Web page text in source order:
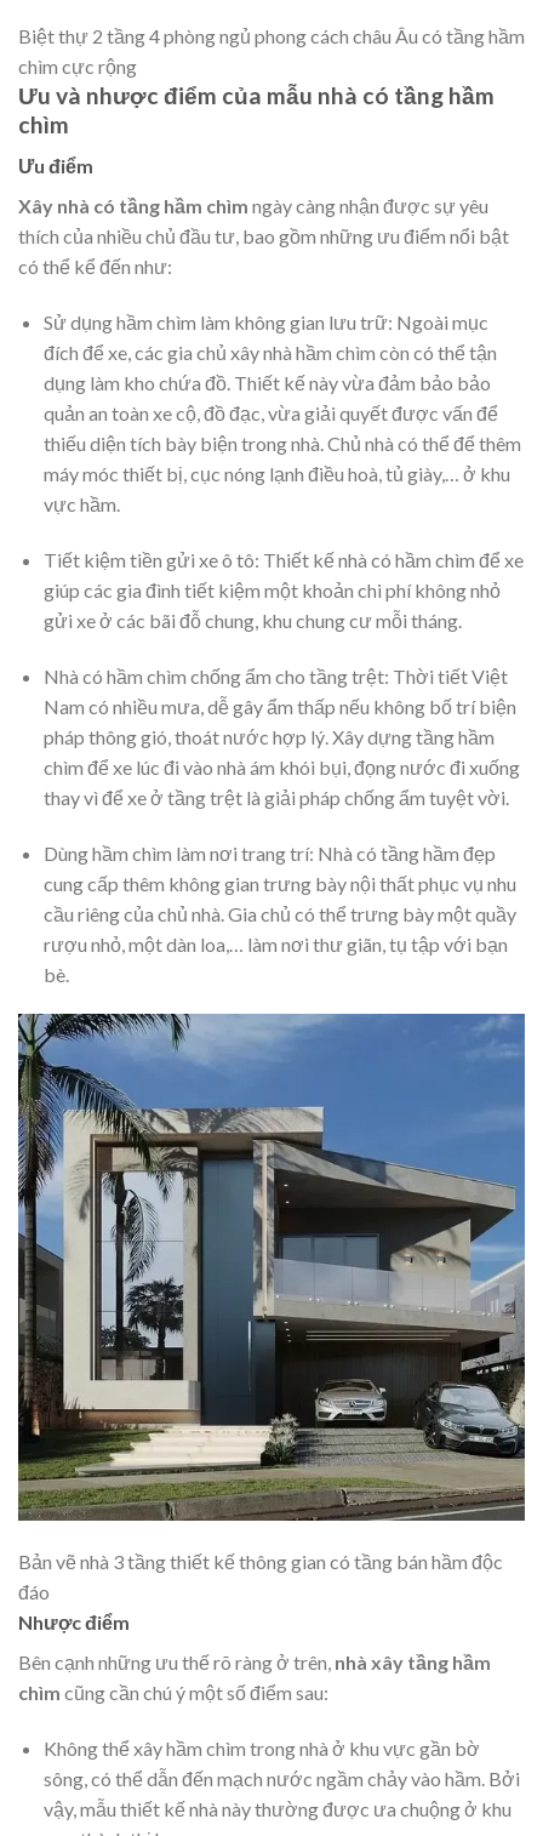
Biệt thự 2 tầng 4 phòng ngủ phong cách châu Âu có tầng hầm
chìm cực rộng
Ưu và nhược điểm của mẫu nhà có tầng hầm
chìm
Ưu điểm
Xây nhà có tầng hầm chìm ngày càng nhận được sự yêu
thích của nhiều chủ đầu tư, bao gồm những ưu điểm nổi bật
có thể kể đến như:
Sử dụng hầm chìm làm không gian lưu trữ: Ngoài mục
đích để xe, các gia chủ xây nhà hầm chìm còn có thể tận
dụng làm kho chứa đồ. Thiết kế này vừa đảm bảo bảo
quản an toàn xe cộ, đồ đạc, vừa giải quyết được vấn để
thiếu diện tích bày biện trong nhà. Chủ nhà có thể để thêm
máy móc thiết bị, cục nóng lạnh điều hoà, tủ giày,… ở khu
vực hầm.
Tiết kiệm tiền gửi xe ô tô: Thiết kế nhà có hầm chìm để xe
giúp các gia đình tiết kiệm một khoản chi phí không nhỏ
gửi xe ở các bãi đỗ chung, khu chung cư mỗi tháng.
Nhà có hầm chìm chống ẩm cho tầng trệt: Thời tiết Việt
Nam có nhiều mưa, dễ gây ẩm thấp nếu không bố trí biện
pháp thông gió, thoát nước hợp lý. Xây dựng tầng hầm
chìm để xe lúc đi vào nhà ám khói bụi, đọng nước đi xuống
thay vì để xe ở tầng trệt là giải pháp chống ẩm tuyệt vời.
Dùng hầm chìm làm nơi trang trí: Nhà có tầng hầm đẹp
cung cấp thêm không gian trưng bày nội thất phục vụ nhu
cầu riêng của chủ nhà. Gia chủ có thể trưng bày một quầy
rượu nhỏ, một dàn loa,… làm nơi thư giãn, tụ tập với bạn
bè.
Bản vẽ nhà 3 tầng thiết kế thông gian có tầng bán hầm độc
đáo
Nhược điểm
Bên cạnh những ưu thế rõ ràng ở trên, nhà xây tầng hầm
chìm cũng cần chú ý một số điểm sau:
Không thể xây hầm chìm trong nhà ở khu vực gần bờ
sông, có thể dẫn đến mạch nước ngầm chảy vào hầm. Bởi
vậy, mẫu thiết kế nhà này thường được ưa chuộng ở khu